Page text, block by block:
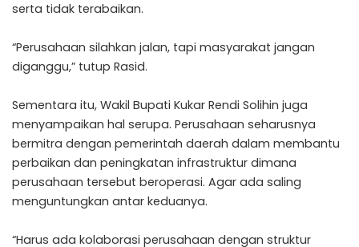
serta tidak terabaikan.
“Perusahaan silahkan jalan, tapi masyarakat jangan
diganggu,” tutup Rasid.
Sementara itu, Wakil Bupati Kukar Rendi Solihin juga
menyampaikan hal serupa. Perusahaan seharusnya
bermitra dengan pemerintah daerah dalam membantu
perbaikan dan peningkatan infrastruktur dimana
perusahaan tersebut beroperasi. Agar ada saling
menguntungkan antar keduanya.
“Harus ada kolaborasi perusahaan dengan struktur